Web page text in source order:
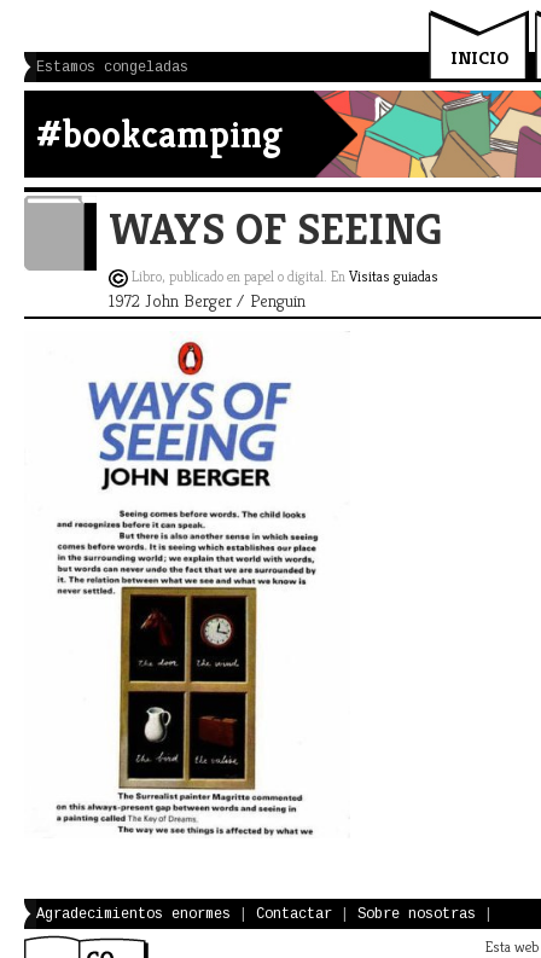
INICIO
Estamos congeladas
#bookcamping
WAYS OF SEEING
Libro, publicado en papel o digital. EnVisitas guiadas
1972 John Berger / Penguin
Agradecimientos enormes Contactar Sobre nosotras
Esta